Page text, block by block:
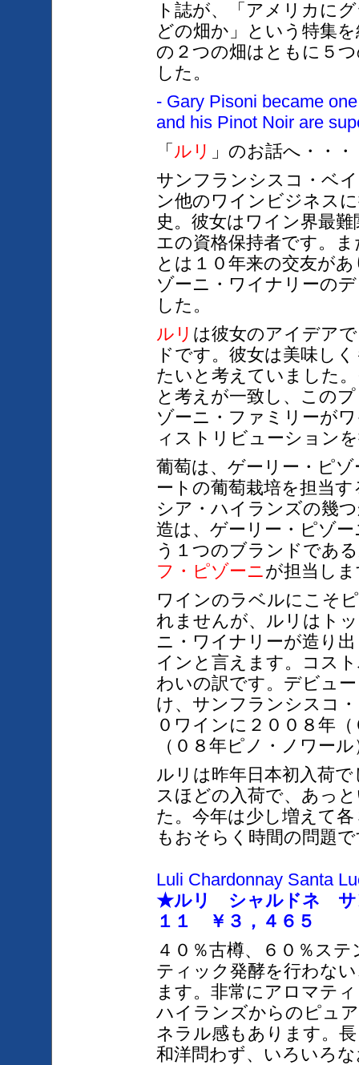
ト誌が、「アメリカに
どの畑か」という特集
の２つの畑はともに５
した。
- Gary Pisoni became
and his Pinot Noir are
「 ルリ 」のお話へ・・・
サンフランシスコ・ベ
ン他のワインビジネス
史。彼女はワイン界最
エの資格保持者です。
とは１０年来の交友が
ゾーニ・ワイナリーの
した。
ルリ は彼女のアイデア
ドです。彼女は美味し
たいと考えていました
と考えが一致し、この
ゾーニ・ファミリーが
ィストリビューション
葡萄は、ゲーリー・ピ
ートの葡萄栽培を担当す
シア・ハイランズの幾
造は、ゲーリー・ピゾ
う１つのブランドであ
フ・ピゾーニが担当し
ワインのラベルにこそ
れませんが、ルリはト
ニ・ワイナリーが造り
インと言えます。コス
わいの訳です。デビュ
け、サンフランシスコ
０ワインに２００８年
（０８年ピノ・ノワー
ルリは昨年日本初入荷
スほどの入荷で、あっ
た。今年は少し増えて
もおそらく時間の問題
Luli Chardonnay Santa
★ルリ シャルドネ サ
１１ ￥３，４６５
４０％古樽、６０％ス
ティック発酵を行わない
ます。非常にアロマテ
ハイランズからのピュ
ネラル感もあり ます。
和洋問わず、いろいろ